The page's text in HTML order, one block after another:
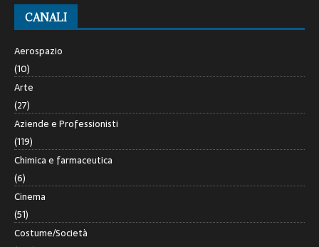
CANALI
Aerospazio
(10)
Arte
(27)
Aziende e Professionisti
(119)
Chimica e farmaceutica
(6)
Cinema
(51)
Costume/Società